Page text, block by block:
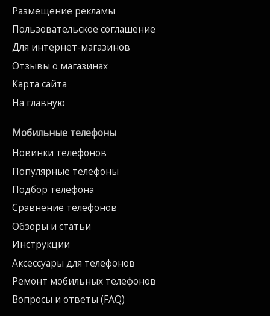
Размещение рекламы
Пользовательское соглашение
Для интернет-магазинов
Отзывы о магазинах
Карта сайта
На главную
Мобильные телефоны
Новинки телефонов
Популярные телефоны
Подбор телефона
Сравнение телефонов
Обзоры и статьи
Инструкции
Аксессуары для телефонов
Ремонт мобильных телефонов
Вопросы и ответы (FAQ)